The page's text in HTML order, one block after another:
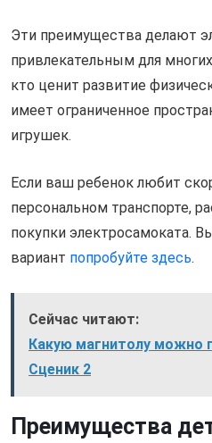
Эти преимущества делают
привлекательным для
кто ценит развитие
имеет ограниченное
игрушек.
Если ваш ребенок любит
персональном транспорте,
покупки электросамоката.
вариант попробуйте здесь.
Сейчас читают:
Какую магнитолу можно
Сценик 2
Преимущества